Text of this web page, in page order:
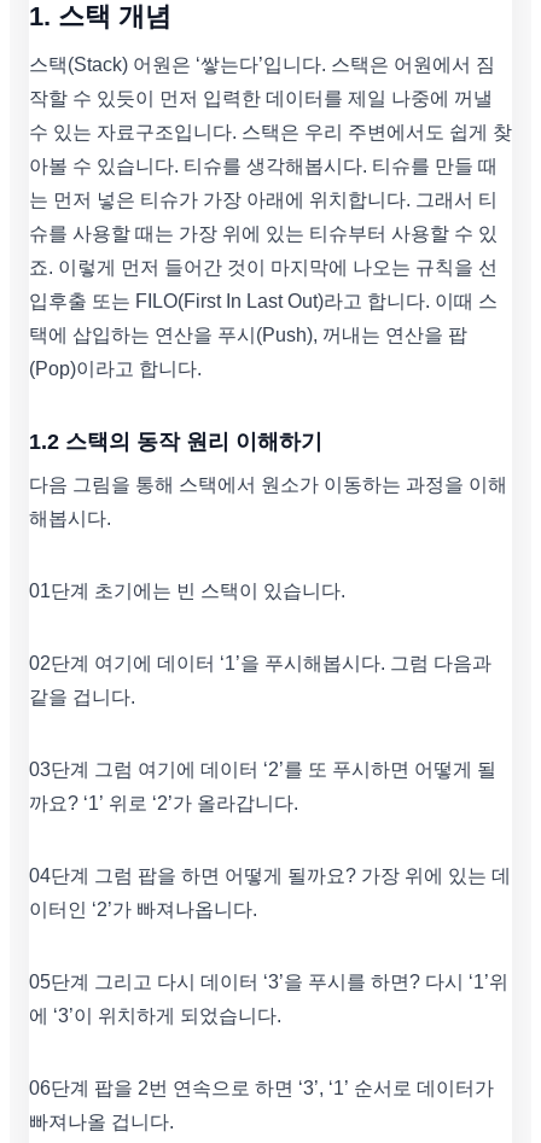
1. 스택 개념
스택(Stack) 어원은 ‘쌓는다’입니다. 스택은 어원에서 짐
작할 수 있듯이 먼저 입력한 데이터를 제일 나중에 꺼낼
수 있는 자료구조입니다. 스택은 우리 주변에서도 쉽게 찾
아볼 수 있습니다. 티슈를 생각해봅시다. 티슈를 만들 때
는 먼저 넣은 티슈가 가장 아래에 위치합니다. 그래서 티
슈를 사용할 때는 가장 위에 있는 티슈부터 사용할 수 있
죠. 이렇게 먼저 들어간 것이 마지막에 나오는 규칙을 선
입후출 또는 FILO(First In Last Out)라고 합니다. 이때 스
택에 삽입하는 연산을 푸시(Push), 꺼내는 연산을 팝
(Pop)이라고 합니다.
1.2 스택의 동작 원리 이해하기
다음 그림을 통해 스택에서 원소가 이동하는 과정을 이해
해봅시다.
01단계 초기에는 빈 스택이 있습니다.
02단계 여기에 데이터 ‘1’을 푸시해봅시다. 그럼 다음과
같을 겁니다.
03단계 그럼 여기에 데이터 ‘2’를 또 푸시하면 어떻게 될
까요? ‘1’ 위로 ‘2’가 올라갑니다.
04단계 그럼 팝을 하면 어떻게 될까요? 가장 위에 있는 데
이터인 ‘2’가 빠져나옵니다.
05단계 그리고 다시 데이터 ‘3’을 푸시를 하면? 다시 ‘1’위
에 ‘3’이 위치하게 되었습니다.
06단계 팝을 2번 연속으로 하면 ‘3’, ‘1’ 순서로 데이터가
빠져나올 겁니다.